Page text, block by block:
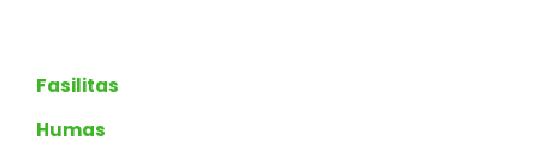
Fasilitas
Humas